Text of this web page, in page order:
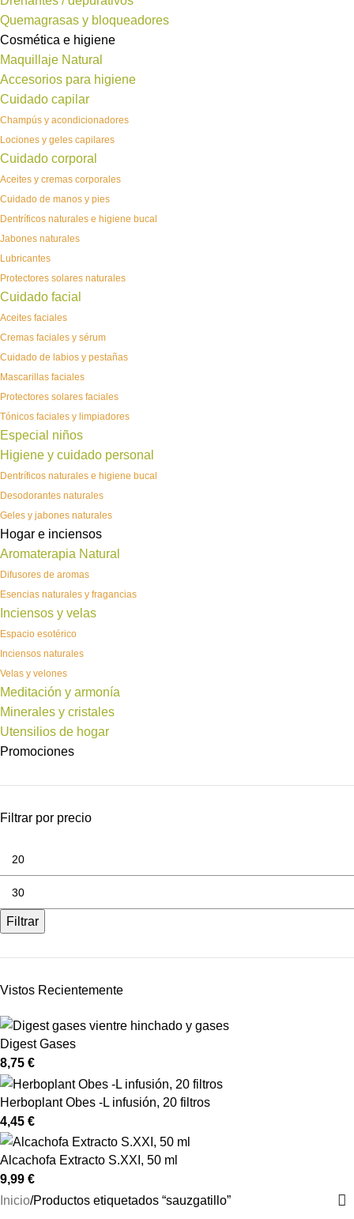
Quemagrasas y bloqueadores
Cosmética e higiene
Maquillaje Natural
Accesorios para higiene
Cuidado capilar
Champús y acondicionadores
Lociones y geles capilares
Cuidado corporal
Aceites y cremas corporales
Cuidado de manos y pies
Dentríficos naturales e higiene bucal
Jabones naturales
Lubricantes
Protectores solares naturales
Cuidado facial
Aceites faciales
Cremas faciales y sérum
Cuidado de labios y pestañas
Mascarillas faciales
Protectores solares faciales
Tónicos faciales y limpiadores
Especial niños
Higiene y cuidado personal
Dentríficos naturales e higiene bucal
Desodorantes naturales
Geles y jabones naturales
Hogar e inciensos
Aromaterapia Natural
Difusores de aromas
Esencias naturales y fragancias
Inciensos y velas
Espacio esotérico
Inciensos naturales
Velas y velones
Meditación y armonía
Minerales y cristales
Utensilios de hogar
Promociones
Filtrar por precio
Filtrar
Vistos Recientemente
Digest Gases
8,75 €
Herboplant Obes -L infusión, 20 filtros
4,45 €
Alcachofa Extracto S.XXI, 50 ml
9,99 €
Inicio Productos etiquetados “sauzgatillo”